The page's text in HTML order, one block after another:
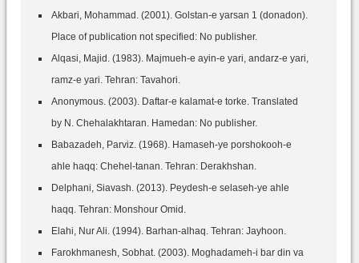
Akbari, Mohammad. (2001). Golstan-e yarsan 1 (donadon).
Place of publication not specified: No publisher.
Alqasi, Majid. (1983). Majmueh-e ayin-e yari, andarz-e yari,
ramz-e yari. Tehran: Tavahori.
Anonymous. (2003). Daftar-e kalamat-e torke. Translated
by N. Chehalakhtaran. Hamedan: No publisher.
Babazadeh, Parviz. (1968). Hamaseh-ye porshokooh-e
ahle haqq: Chehel-tanan. Tehran: Derakhshan.
Delphani, Siavash. (2013). Peydesh-e selaseh-ye ahle
haqq. Tehran: Monshour Omid.
Elahi, Nur Ali. (1994). Barhan-alhaq. Tehran: Jayhoon.
Farokhmanesh, Sobhat. (2003). Moghadameh-i bar din va